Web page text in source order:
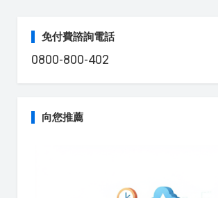
免付費諮詢電話
0800-800-402
向您推薦